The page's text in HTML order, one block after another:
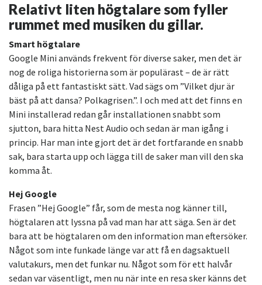
Relativt liten högtalare som fyller
rummet med musiken du gillar.
Smart högtalare
Google Mini används frekvent för diverse saker, men det är
nog de roliga historierna som är populärast – de är rätt
dåliga på ett fantastiskt sätt. Vad sägs om ”Vilket djur är
bäst på att dansa? Polkagrisen.”. I och med att det finns en
Mini installerad redan går installationen snabbt som
sjutton, bara hitta Nest Audio och sedan är man igång i
princip. Har man inte gjort det är det fortfarande en snabb
sak, bara starta upp och lägga till de saker man vill den ska
komma åt.
Hej Google
Frasen ”Hej Google” får, som de mesta nog känner till,
högtalaren att lyssna på vad man har att säga. Sen är det
bara att be högtalaren om den information man eftersöker.
Något som inte funkade länge var att få en dagsaktuell
valutakurs, men det funkar nu. Något som för ett halvår
sedan var väsentligt, men nu när inte en resa sker känns det